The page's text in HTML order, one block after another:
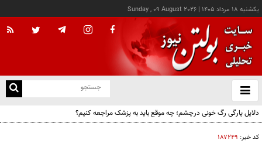
يکشنبه ۱۸ مرداد ۱۴۰۵ |
Sunday , 09 August 2026
باز
و
دلایل پارگی رگ خونی درچشم؛ چه موقع باید به پزشک مراجعه کنیم؟
کد خبر: ۱۸۷۲۴۹